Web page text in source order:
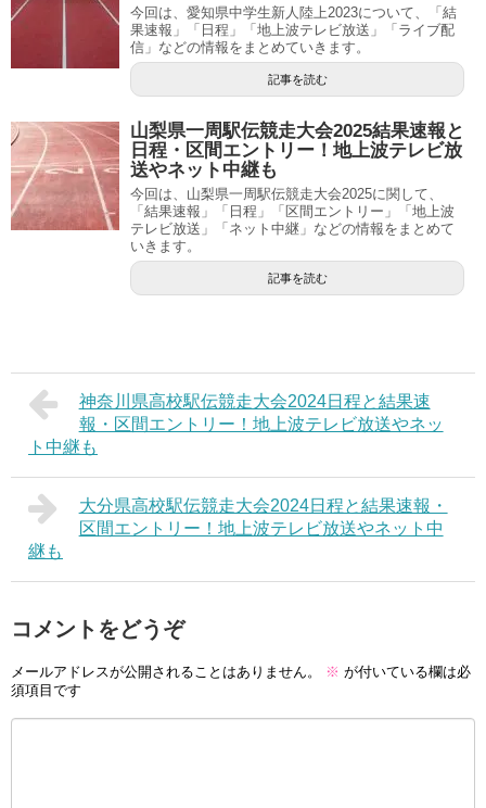
今回は、愛知県中学生新人陸上2023について、「結
果速報」「日程」「地上波テレビ放送」「ライブ配
信」などの情報をまとめていきます。
記事を読む
山梨県一周駅伝競走大会2025結果速報と
日程・区間エントリー！地上波テレビ放
送やネット中継も
今回は、山梨県一周駅伝競走大会2025に関して、
「結果速報」「日程」「区間エントリー」「地上波
テレビ放送」「ネット中継」などの情報をまとめて
いきます。
記事を読む
神奈川県高校駅伝競走大会2024日程と結果速
報・区間エントリー！地上波テレビ放送やネッ
ト中継も
大分県高校駅伝競走大会2024日程と結果速報・
区間エントリー！地上波テレビ放送やネット中
継も
コメントをどうぞ
メールアドレスが公開されることはありません。 ※ が付いている欄は必
須項目です